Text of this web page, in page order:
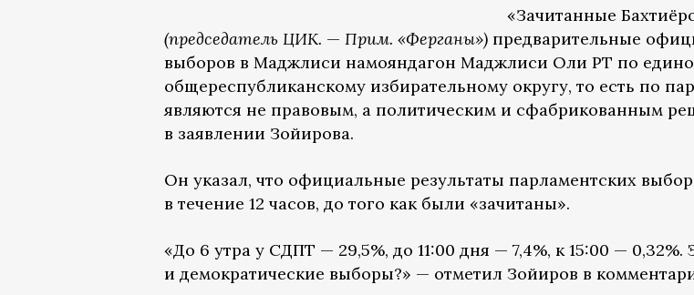
«Зачитанные
(председатель ЦИК. — Прим. «Ферганы») предварительные
выборов в Маджлиси намояндагон Маджлиси Оли РТ по
общереспубликанскому избирательному округу, то есть по
являются не правовым, а политическим и сфабрикованным
в заявлении Зойирова.
Он указал, что официальные результаты парламентских
в течение 12 часов, до того как были «зачитаны».
«До 6 утра у СДПТ — 29,5%, до 11:00 дня — 7,4%, к 15:00 — 0,32%.
и демократические выборы?» — отметил Зойиров в